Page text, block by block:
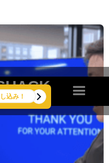
ェ＆バー
込み！
見積り